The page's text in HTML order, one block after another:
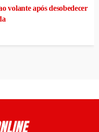
volante após desobedecer